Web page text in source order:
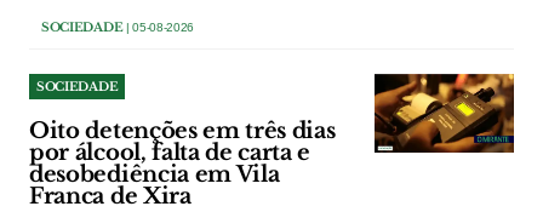
SOCIEDADE| 05-08-2026
SOCIEDADE
Oito detenções em três dias
por álcool, falta de carta e
desobediência em Vila
Franca de Xira